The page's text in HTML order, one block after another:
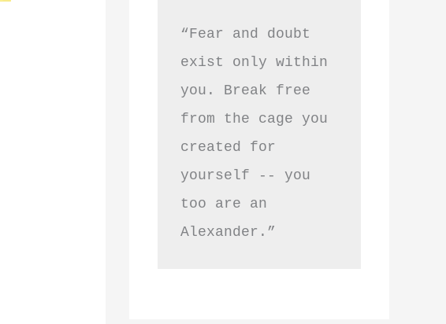
“Fear and doubt
exist only within
you. Break free
from the cage you
created for
yourself -- you
too are an
Alexander.”